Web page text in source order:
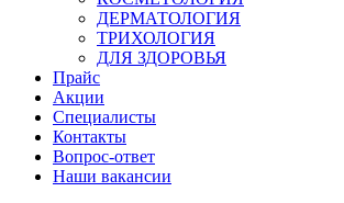
ДЕРМАТОЛОГИЯ
ТРИХОЛОГИЯ
ДЛЯ ЗДОРОВЬЯ
Прайс
Акции
Специалисты
Контакты
Вопрос-ответ
Наши вакансии